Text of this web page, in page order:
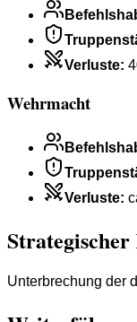
Verluste:
Wehrmacht
Verluste:
Unterbrechung der